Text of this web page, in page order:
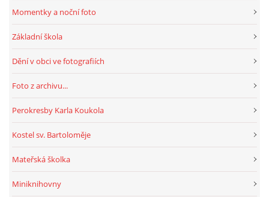
HRY, KVÍZY, VZDĚLÁVÁNÍ ON-LINE
© 2026 eStránky.cz Aktualizováno: 1. 8. 2026
Momentky a noční foto
Základní škola
Dění v obci ve fotografiích
Foto z archivu...
Perokresby Karla Koukola
Kostel sv. Bartoloměje
Mateřská školka
Miniknihovny